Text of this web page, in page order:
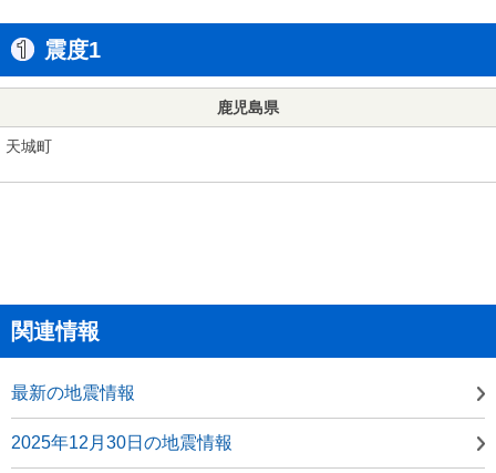
震度1
鹿児島県
天城町
関連情報
最新の地震情報
2025年12月30日の地震情報